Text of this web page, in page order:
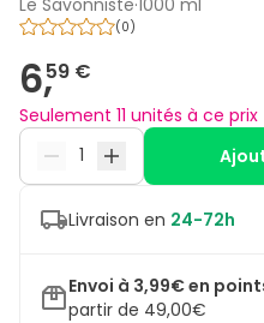
(0)
6,59 €
Seulement 11 unités à ce prix
Livraison en 24-72h
Envoi à 3,99€ en
partir de 49,00€